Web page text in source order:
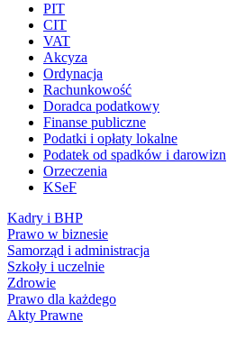
PIT
CIT
VAT
Akcyza
Ordynacja
Rachunkowość
Doradca podatkowy
Finanse publiczne
Podatki i opłaty lokalne
Podatek od spadków i darowizn
Orzeczenia
KSeF
Kadry i BHP
Prawo w biznesie
Samorząd i administracja
Szkoły i uczelnie
Zdrowie
Prawo dla każdego
Akty Prawne